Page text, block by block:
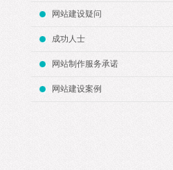
网站建设疑问
成功人士
网站制作服务承诺
网站建设案例